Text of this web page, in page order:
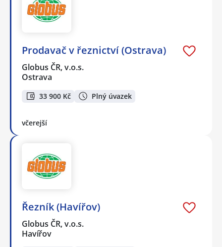
Prodavač v řeznictví (Ostrava)
Globus ČR, v.o.s.
Ostrava
33 900 Kč Plný úvazek
včerejší
Řezník (Havířov)
Globus ČR, v.o.s.
Havířov